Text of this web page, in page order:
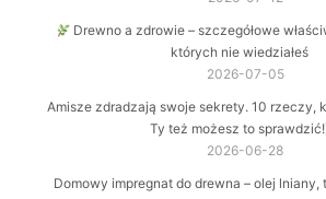
Drewno a zdrowie – szczegółowe
których nie wiedziałeś
2026-07-05
Amisze zdradzają swoje sekrety. 10 rzeczy,
Ty też możesz to
2026-06-28
Domowy impregnat do drewna – olej lniany,